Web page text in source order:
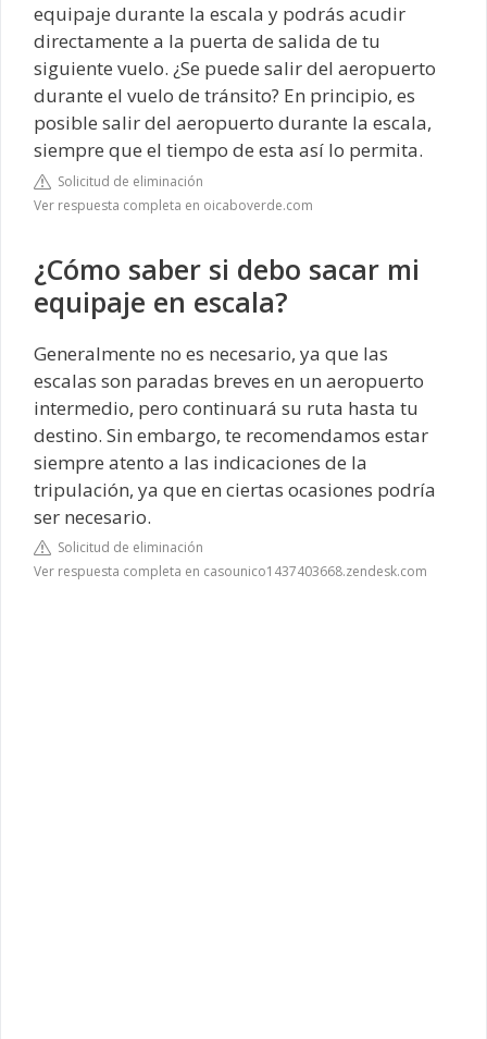
equipaje durante la escala y podrás acudir
directamente a la puerta de salida de tu
siguiente vuelo. ¿Se puede salir del aeropuerto
durante el vuelo de tránsito? En principio, es
posible salir del aeropuerto durante la escala,
siempre que el tiempo de esta así lo permita.
Solicitud de eliminación
Ver respuesta completa en oicaboverde.com
¿Cómo saber si debo sacar mi
equipaje en escala?
Generalmente no es necesario, ya que las
escalas son paradas breves en un aeropuerto
intermedio, pero continuará su ruta hasta tu
destino. Sin embargo, te recomendamos estar
siempre atento a las indicaciones de la
tripulación, ya que en ciertas ocasiones podría
ser necesario.
Solicitud de eliminación
Ver respuesta completa en casounico1437403668.zendesk.com